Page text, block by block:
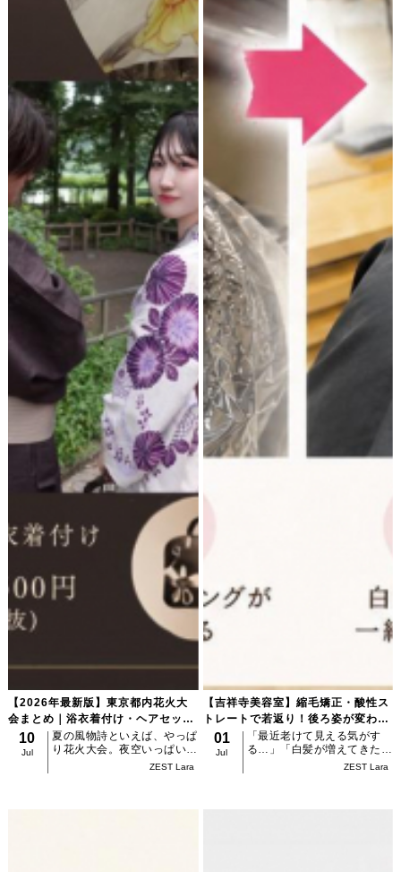
【2026年最新版】東京都内花火大
会まとめ｜浴衣着付け・ヘアセット
ならZESTへ
10
Jul
夏の風物詩といえば、やっぱ
り花火大会。夜空いっぱいに
広がる大輪の花火を眺めなが
ZEST Lara
【吉祥寺美容室】縮毛矯正・酸性ス
トレートで若返り！後ろ姿が変わる
と見た目年齢も変わる？
01
Jul
「最近老けて見える気がす
る…」「白髪が増えてきた」
「髪のうねりや広がりが気に
ZEST Lara